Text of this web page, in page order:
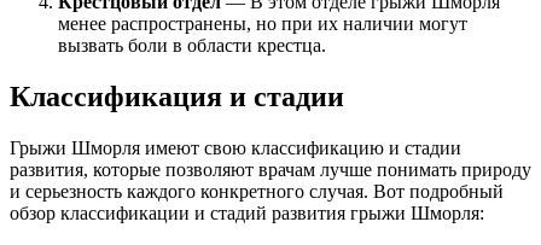
менее распространены, но при их наличии могут
вызвать боли в области крестца.
Классификация и стадии
Грыжи Шморля имеют свою классификацию и стадии
развития, которые позволяют врачам лучше понимать природу
и серьезность каждого конкретного случая. Вот подробный
обзор классификации и стадий развития грыжи Шморля: